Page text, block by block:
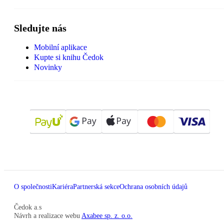
Sledujte nás
Mobilní aplikace
Kupte si knihu Čedok
Novinky
O společnostiKariéraPartnerská sekceOchrana osobních údajů
Čedok a.s
Návrh a realizace webu Axabee sp. z. o.o.